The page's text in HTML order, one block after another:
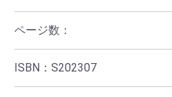
ページ数：
ISBN：S202307